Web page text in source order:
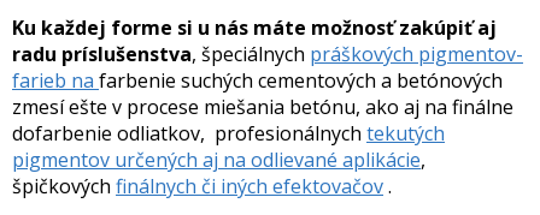
Ku každej forme si u nás máte možnosť zakúpiť aj
radu príslušenstva, špeciálnych práškových pigmentov-
farieb na farbenie suchých cementových a betónových
zmesí ešte v procese miešania betónu, ako aj na finálne
dofarbenie odliatkov, profesionálnych tekutých
pigmentov určených aj na odlievané aplikácie,
špičkových finálnych či iných efektovačov.